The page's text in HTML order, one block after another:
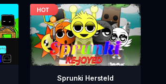
Sprunki Hersteld